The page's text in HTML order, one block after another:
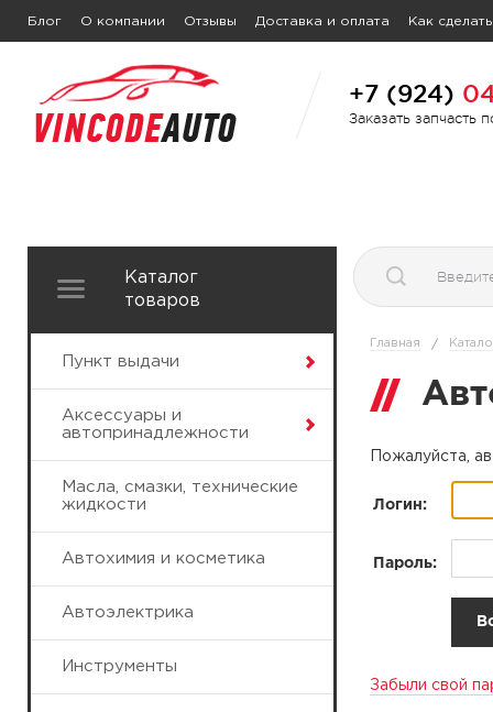
Блог О компании Отзывы Доставка и оплата Как
+7 (924)
Заказать запчасть
Каталог
товаров
Пункт выдачи
Аксессуары и
автопринадлежности
Масла, смазки, технические
жидкости
Автохимия и косметика
Автоэлектрика
Инструменты
Главная /
Пожалуйста,
Логин:
Пароль:
Забыли свой